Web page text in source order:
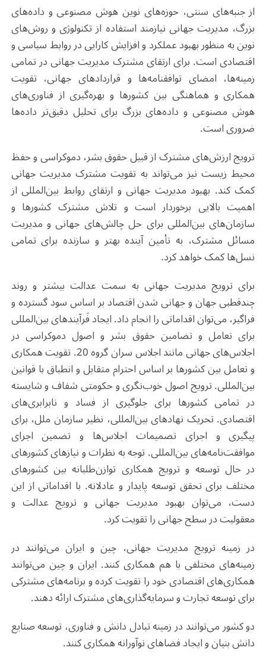
از جنبه‌های سنتی، حوزه‌های نوین هوش مصنوعی و داده‌های
بزرگ، مدیریت جهانی نیازمند استفاده از تکنولوژی و روش‌های
نوین به منظور بهبود عملکرد و افزایش کارایی در روابط سیاسی و
اقتصادی است. برای ارتقای مشترک مدیریت جهانی در تمامی
زمینه‌ها، امضای توافقنامه‌ها و قراردادهای جهانی، تقویت
همکاری و هماهنگی بین کشورها و بهره‌گیری از فناوری‌های
هوش مصنوعی و داده‌های بزرگ برای تحلیل دقیق‌تر داده‌ها
ضروری است.
ترویج ارزش‌های مشترک از قبیل حقوق بشر، دموکراسی و حفظ
محیط زیست نیز می‌تواند به تقویت مشترک مدیریت جهانی
کمک کند. بهبود مدیریت جهانی و ارتقای روابط بین‌المللی از
اهمیت بالایی برخوردار است و تلاش مشترک کشورها و
سازمان‌های بین‌المللی برای حل چالش‌های جهانی و مدیریت
مسائل مشترک، به تأمین آینده بهتر و سازنده برای تمامی
نسل‌ها کمک خواهد کرد.
برای ترویج مدیریت جهانی به سمت عدالت بیشتر و روند
چندقطبی جهان و جهانی شدن اقتصاد بر اساس سود گسترده و
فراگیر، می‌توان اقداماتی را انجام داد. ایجاد فَرآیندهای بین‌المللی
برای تعامل و تضامین حقوق بشر و اصول دموکراسی در
اجلاس‌های جهانی مانند اجلاس سران گروه 20. تقویت همکاری
و تعامل بین کشورها بر اساس احترام متقابل و انطباق با قوانین
بین‌المللی. ترویج اصول خوب‌نگری و حکومتی شفاف و شایسته
در تمامی کشورها برای جلوگیری از فساد و نابرابری‌های
اقتصادی. تحریک نهادهای بین‌المللی، نظیر سازمان ملل، برای
پیگیری و اجرای تصمیمات اجلاس‌ها و تضمین اجرای
موافقت‌نامه‌های بین‌المللی. توجه به نظرات و نیازهای کشورهای
در حال توسعه و ترویج همکاری توازن‌طلبانه بین کشورهای
مختلف برای تحقق توسعه پایدار و عادلانه. با اقداماتی از این
دست، می‌توان بهبود مدیریت جهانی و ترویج عدالت و
معقولیت در سطح جهانی را تقویت کرد.
در زمینه ترویج مدیریت جهانی، چین و ایران می‌توانند در
زمینه‌های مختلفی با هم همکاری کنند. ایران و چین می‌توانند
همکاری‌های اقتصادی خود را تقویت کرده و برنامه‌های مشترکی
برای توسعه تجارت و سرمایه‌گذاری‌های مشترک ارائه دهند.
دو کشور می‌توانند در زمینه تبادل دانش و فناوری، توسعه صنایع
دانش بنیان و ایجاد فضاهای نوآورانه همکاری کنند.